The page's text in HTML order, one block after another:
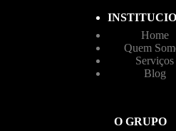
Home
Quem
Serviços
Blog
O GRUPO